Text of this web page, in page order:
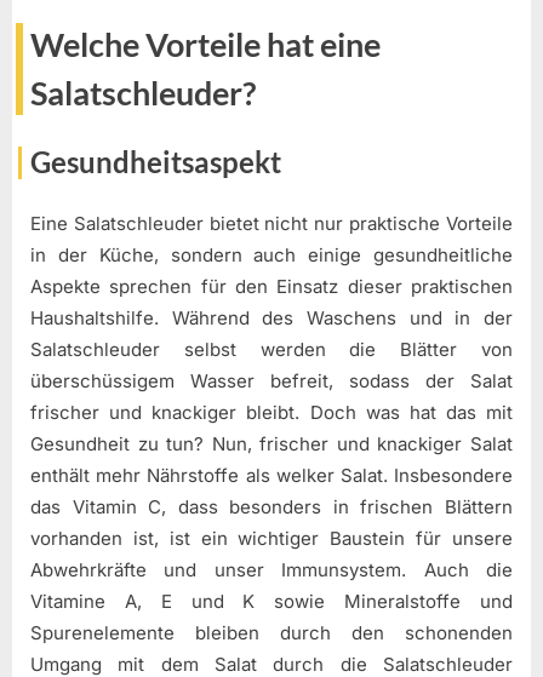
Welche Vorteile hat eine
Salatschleuder?
Gesundheitsaspekt
Eine Salatschleuder bietet nicht nur praktische Vorteile
in der Küche, sondern auch einige gesundheitliche
Aspekte sprechen für den Einsatz dieser praktischen
Haushaltshilfe. Während des Waschens und in der
Salatschleuder selbst werden die Blätter von
überschüssigem Wasser befreit, sodass der Salat
frischer und knackiger bleibt. Doch was hat das mit
Gesundheit zu tun? Nun, frischer und knackiger Salat
enthält mehr Nährstoffe als welker Salat. Insbesondere
das Vitamin C, dass besonders in frischen Blättern
vorhanden ist, ist ein wichtiger Baustein für unsere
Abwehrkräfte und unser Immunsystem. Auch die
Vitamine A, E und K sowie Mineralstoffe und
Spurenelemente bleiben durch den schonenden
Umgang mit dem Salat durch die Salatschleuder